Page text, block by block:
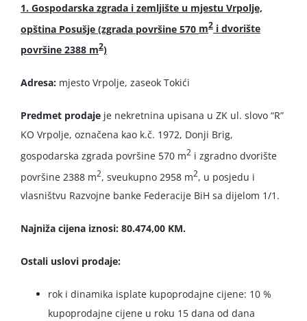
1. Gospodarska zgrada i zemljište u mjestu Vrpolje,
opština Posušje (zgrada površine 570 m2 i dvorište
površine 2388 m2)
Adresa: mjesto Vrpolje, zaseok Tokići
Predmet prodaje je nekretnina upisana u ZK ul. slovo “R”
KO Vrpolje, označena kao k.č. 1972, Donji Brig,
gospodarska zgrada površine 570 m2 i zgradno dvorište
površine 2388 m2, sveukupno 2958 m2, u posjedu i
vlasništvu Razvojne banke Federacije BiH sa dijelom 1/1.
Najniža cijena iznosi: 80.474,00 KM.
Ostali uslovi prodaje:
rok i dinamika isplate kupoprodajne cijene: 10 %
kupoprodajne cijene u roku 15 dana od dana